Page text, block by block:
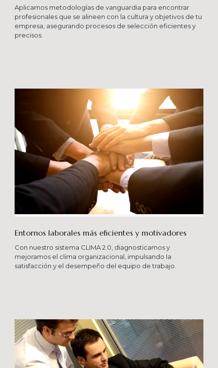
Aplicamos metodologías de vanguardia para encontrar
profesionales que se alineen con la cultura y objetivos de tu
empresa, asegurando procesos de selección eficientes y
precisos.
Entornos laborales más eficientes y motivadores
Con nuestro sistema CLIMA 2.0, diagnosticamos y
mejoramos el clima organizacional, impulsando la
satisfacción y el desempeño del equipo de trabajo.